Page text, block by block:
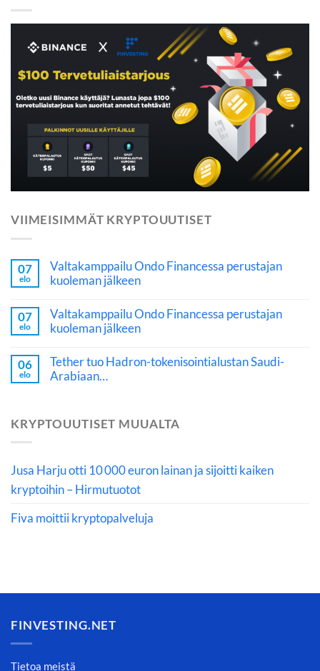
VIIMEISIMMÄT KRYPTOUUTISET
07
elo
Valtakamppailu Ondo Financessa perustajan
kuoleman jälkeen
07
elo
Valtakamppailu Ondo Financessa perustajan
kuoleman jälkeen
06
elo
Tether tuo Hadron-tokenisointialustan Saudi-
Arabiaan…
KRYPTOUUTISET MUUALTA
Jusa Harju otti 10 000 euron lainan ja sijoitti kaiken
kryptoihin – Hirmutuotot
Fiva moittii kryptopalveluja
FINVESTING.NET
Tietoa meistä